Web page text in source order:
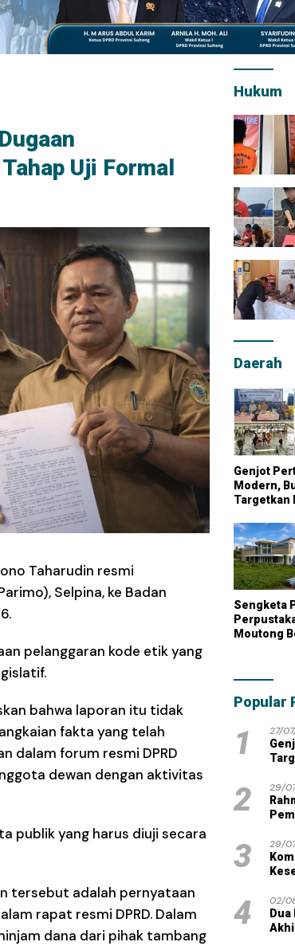
Uji Formal
Taharudin resmi
Selpina, ke Badan
pelanggaran kode etik yang
bahwa laporan itu tidak
fakta yang telah
dalam forum resmi DPRD
dewan dengan aktivitas
publik yang harus diuji secara
tersebut adalah pernyataan
rapat resmi DPRD. Dalam
dana dari pihak tambang
Hukum
Daerah
Genjot
Modern,
Targetkan
Lumbung
Nasional
Sengketa
Moutong
Tambahan
Popular
1 27/
2 29/
3 29/
4 02/